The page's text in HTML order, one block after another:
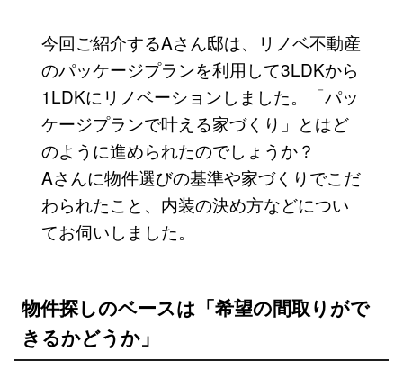
今回ご紹介するAさん邸は、リノベ不動産
のパッケージプランを利用して3LDKから
1LDKにリノベーションしました。「パッ
ケージプランで叶える家づくり」とはど
のように進められたのでしょうか？
Aさんに物件選びの基準や家づくりでこだ
わられたこと、内装の決め方などについ
てお伺いしました。
物件探しのベースは「希望の間取りがで
きるかどうか」